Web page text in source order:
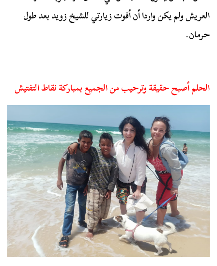
العريش ولم يكن واردا أن أفوت زيارتي للشيخ زويد بعد طول
حرمان.
الحلم أصبح حقيقة وترحيب من الجميع بمباركة نقاط التفتيش